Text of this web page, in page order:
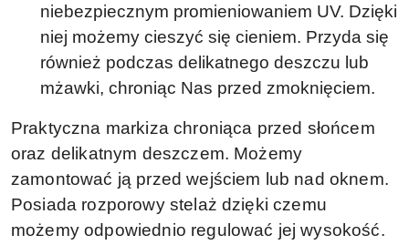
niebezpiecznym promieniowaniem UV. Dzięki
niej możemy cieszyć się cieniem. Przyda się
również podczas delikatnego deszczu lub
mżawki, chroniąc Nas przed zmoknięciem.
Praktyczna markiza chroniąca przed słońcem
oraz delikatnym deszczem. Możemy
zamontować ją przed wejściem lub nad oknem.
Posiada rozporowy stelaż dzięki czemu
możemy odpowiednio regulować jej wysokość.